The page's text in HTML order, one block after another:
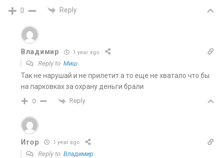
0 Reply
Владимир 1 year ago
Reply to Миш
Так не нарушай и не прилетит.а то еще не хватало что бы
на парковках за охрану деньги брали
0 Reply
Игор 1 year ago
Reply to Владимир